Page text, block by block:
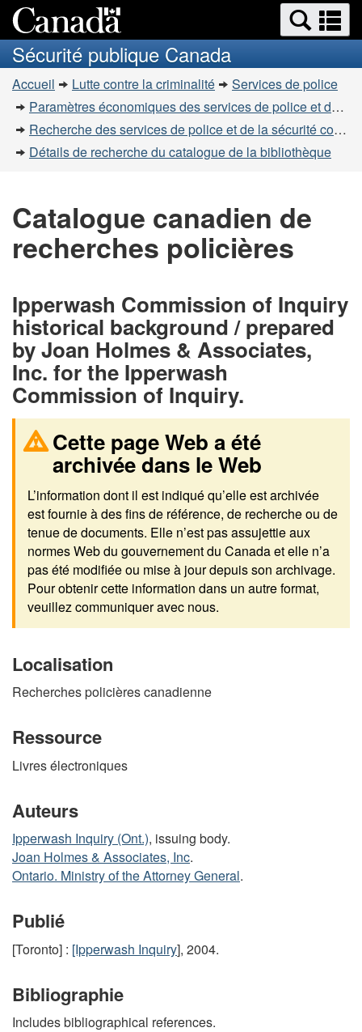
au
contenu
principal
à
la
version
HTML
simplifiée
Recherche
et
menus
et
Sécurité publique Canada
Vous
êtes
ici
Accueil Lutte contre la criminalité
Services de police
Paramètres économiques des services de police et de la sécurité communautaire
Recherche des services de police et de la sécurité communautaire
Détails de recherche du catalogue de la bibliothèque
Catalogue canadien de
recherches policières
Ipperwash Commission of Inquiry
historical background / prepared
by Joan Holmes & Associates,
Inc. for the Ipperwash
Commission of Inquiry.
Cette page Web a été
archivée dans le Web
L’information dont il est indiqué qu’elle est archivée
est fournie à des fins de référence, de recherche ou de
tenue de documents. Elle n’est pas assujettie aux
normes Web du gouvernement du Canada et elle n’a
pas été modifiée ou mise à jour depuis son archivage.
Pour obtenir cette information dans un autre format,
veuillez communiquer avec nous.
Localisation
Recherches policières canadienne
Ressource
Livres électroniques
Auteurs
Ipperwash Inquiry (Ont.), issuing body.
Joan Holmes & Associates, Inc.
Ontario. Ministry of the Attorney General.
Publié
[Toronto] : [Ipperwash Inquiry], 2004.
Bibliographie
Includes bibliographical references.